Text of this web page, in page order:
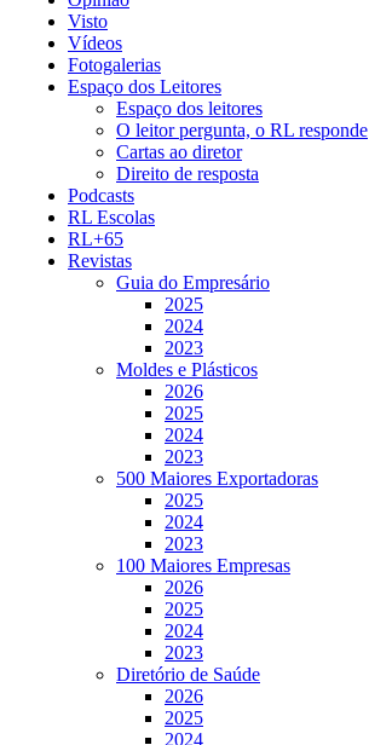
Visto
Vídeos
Fotogalerias
Espaço dos Leitores
Espaço dos leitores
O leitor pergunta, o RL responde
Cartas ao diretor
Direito de resposta
Podcasts
RL Escolas
RL+65
Revistas
Guia do Empresário
2025
2024
2023
Moldes e Plásticos
2026
2025
2024
2023
500 Maiores Exportadoras
2025
2024
2023
100 Maiores Empresas
2026
2025
2024
2023
Diretório de Saúde
2026
2025
2024